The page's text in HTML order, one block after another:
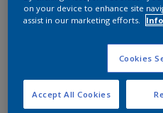
on your device to enhance site
assist in our marketing efforts.
Info
Cookies
Accept All Cookies